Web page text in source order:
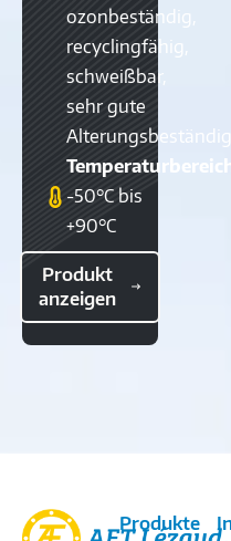
ozonbeständig,
recyclingfähig,
schweißbar,
sehr gute
-50°C bis
+90°C
Produkt
anzeigen
Produkte